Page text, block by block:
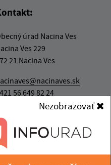
Nezobrazovať
úrad Nacina Ves
Ves 229
21 Nacina Ves
56 649 82 24